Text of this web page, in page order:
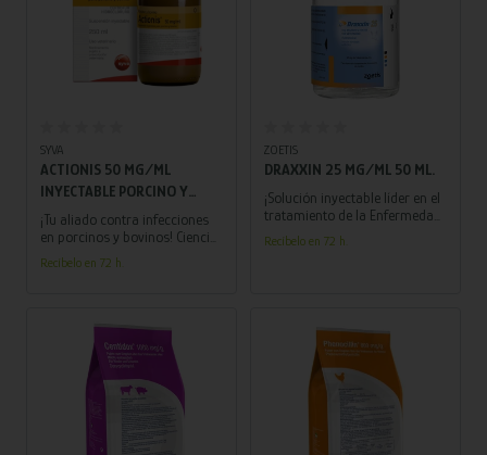
SYVA
ACTIONIS 50 MG/ML
INYECTABLE PORCINO Y
BOVINO 250 ML
¡Tu aliado contra infecciones
en porcinos y bovinos! Ciencia
y eficacia en una solución de
vanguardia para un ganado
Recíbelo en 72 h.
ZOETIS
DRAXXIN 25 MG/ML 50 ML.
¡Solución inyectable líder en el
tratamiento de la Enfermedad
Respiratoria Porcina!
Recíbelo en 72 h.